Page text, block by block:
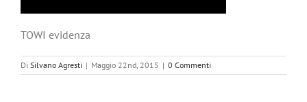
TOWI evidenza
Di Silvano Agresti | Maggio 22nd, 2015 | 0 Commenti